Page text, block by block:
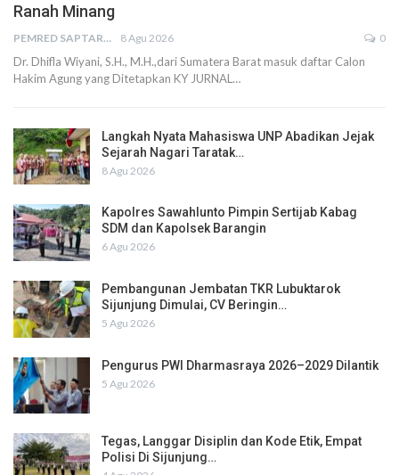
Ranah Minang
PEMRED SAPTARIUS 8 Agu 2026 0
Dr. Dhifla Wiyani, S.H., M.H.,dari Sumatera Barat masuk daftar Calon
Hakim Agung yang Ditetapkan KY JURNAL…
Langkah Nyata Mahasiswa UNP Abadikan Jejak
Sejarah Nagari Taratak…
8 Agu 2026
Kapolres Sawahlunto Pimpin Sertijab Kabag
SDM dan Kapolsek Barangin
6 Agu 2026
Pembangunan Jembatan TKR Lubuktarok
Sijunjung Dimulai, CV Beringin…
5 Agu 2026
Pengurus PWI Dharmasraya 2026–2029 Dilantik
5 Agu 2026
Tegas, Langgar Disiplin dan Kode Etik, Empat
Polisi Di Sijunjung…